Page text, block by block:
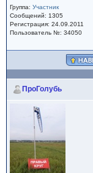
Группа: Участник
Сообщений: 1305
Регистрация: 24.09.2011
Пользователь №: 34050
ПроГолубь